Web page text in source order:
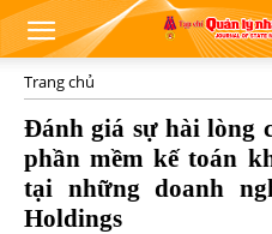
Trang chủ
Đánh giá sự hài lòng
phần mềm kế toán
tại những doanh
Holdings